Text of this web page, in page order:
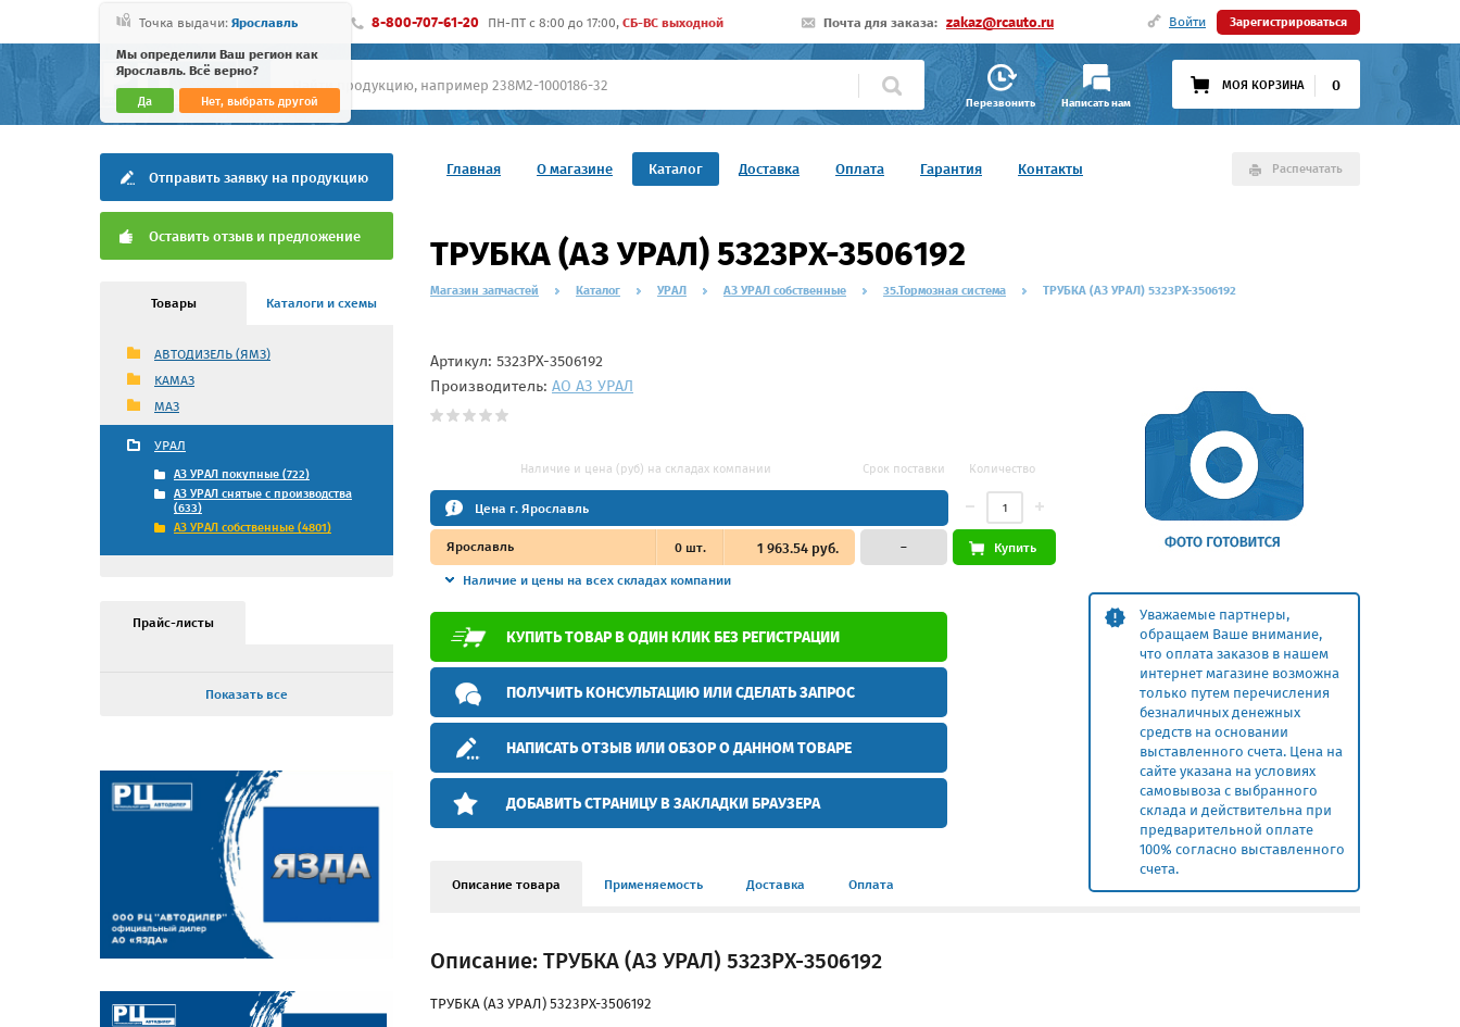
Точка выдачи: Ярославль
Мы определили Ваш регион как
Ярославль. Всё верно?
Да Нет, выбрать другой
8-800-707-61-20 ПН-ПТ c 8:00 до 17:00, СБ-ВС выходной Почта для заказа: zakaz@rcauto.ru Войти Зарегистрироваться
Перезвонить Написать нам
МОЯ КОРЗИНА 0
Главная О магазине Каталог Доставка Оплата Гарантия Контакты Распечатать
Отправить заявку на продукцию
Оставить отзыв и предложение
Товары Каталоги и схемы
АВТОДИЗЕЛЬ (ЯМЗ)
КАМАЗ
МАЗ
УРАЛ
АЗ УРАЛ покупные (722)
АЗ УРАЛ снятые с производства
(633)
АЗ УРАЛ собственные (4801)
Прайс-листы
Показать все
ТРУБКА (АЗ УРАЛ) 5323РХ-3506192
Магазин запчастей Каталог УРАЛ АЗ УРАЛ собственные 35.Тормозная система ТРУБКА (АЗ УРАЛ) 5323РХ-3506192
Уважаемые партнеры,
обращаем Ваше внимание,
что оплата заказов в нашем
интернет магазине возможна
только путем перечисления
безналичных денежных
средств на основании
выставленного счета. Цена на
сайте указана на условиях
самовывоза с выбранного
склада и действительна при
предварительной оплате
100% согласно выставленного
счета.
Артикул: 5323РХ-3506192
Производитель: АО АЗ УРАЛ
Наличие и цена (руб) на складах компании Срок поставки Количество
Цена г. Ярославль
Ярославль 0шт. 1 963.54 руб.
Наличие и цены на всех складах компании
– Купить
КУПИТЬ ТОВАР В ОДИН КЛИК БЕЗ РЕГИСТРАЦИИ
ПОЛУЧИТЬ КОНСУЛЬТАЦИЮ ИЛИ СДЕЛАТЬ ЗАПРОС
НАПИСАТЬ ОТЗЫВ ИЛИ ОБЗОР О ДАННОМ ТОВАРЕ
ДОБАВИТЬ СТРАНИЦУ В ЗАКЛАДКИ БРАУЗЕРА
Описание товара Применяемость Доставка Оплата
Описание: ТРУБКА (АЗ УРАЛ) 5323РХ-3506192
ТРУБКА (АЗ УРАЛ) 5323РХ-3506192